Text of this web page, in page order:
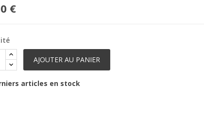
€
AJOUTER AU PANIER
articles en stock